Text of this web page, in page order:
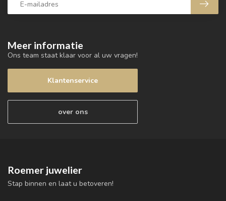
Meer informatie
Ons team staat klaar voor al uw vragen!
Klantenservice
over ons
Roemer juwelier
Stap binnen en laat u betoveren!